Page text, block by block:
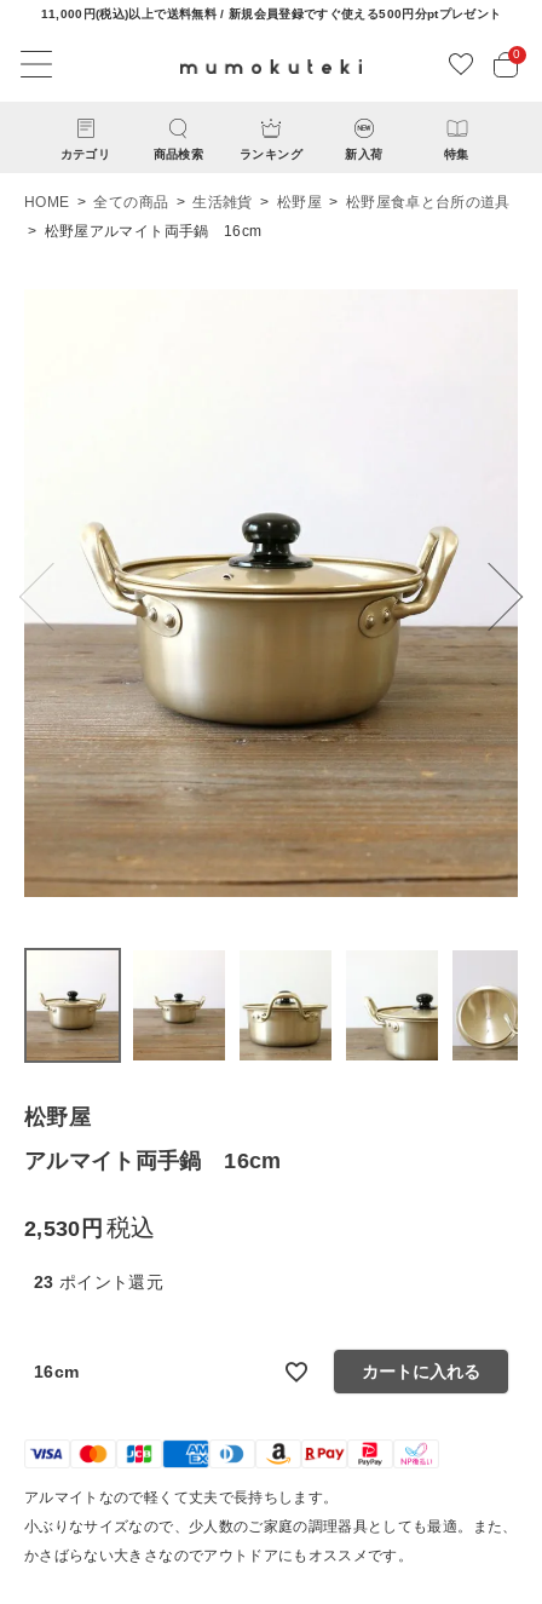
11,000円(税込)以上で送料無料 / 新規会員登録ですぐ使える500円分ptプレゼント
0
カテゴリ 商品検索 ランキング 新入荷 特集
松野屋
アルマイト
両手鍋 16c
(税込)
ナチュラル服
ファッション雑貨
生活雑貨
CONTENTS
特集
ご利用ガイド
HOME 全ての商品 生活雑貨 松野屋
松野屋食卓と台所の道具
松野屋アルマイト両手鍋 16cm
松野屋
アルマイト両手鍋 16cm
2,530 税込
23 ポイント還元
16cm カートに入れる
アルマイトなので軽くて丈夫で長持ちします。
小ぶりなサイズなので、少人数のご家庭の調理器具としても最適。また、
かさばらない大きさなのでアウトドアにもオススメです。